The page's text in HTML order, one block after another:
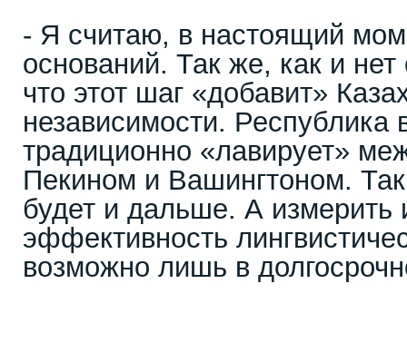
- Я считаю, в настоящий
оснований. Так же, как и нет
что этот шаг «добавит»
независимости. Республика
традиционно «лавирует»
Пекином и Вашингтоном.
будет и дальше. А измерить
эффективность
возможно лишь в